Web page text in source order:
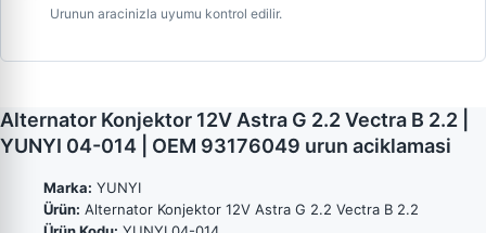
Urunun aracinizla uyumu kontrol edilir.
Alternator Konjektor 12V Astra G 2.2 Vectra B 2.2 |
YUNYI 04-014 | OEM 93176049 urun aciklamasi
Marka: YUNYI
Ürün: Alternator Konjektor 12V Astra G 2.2 Vectra B 2.2